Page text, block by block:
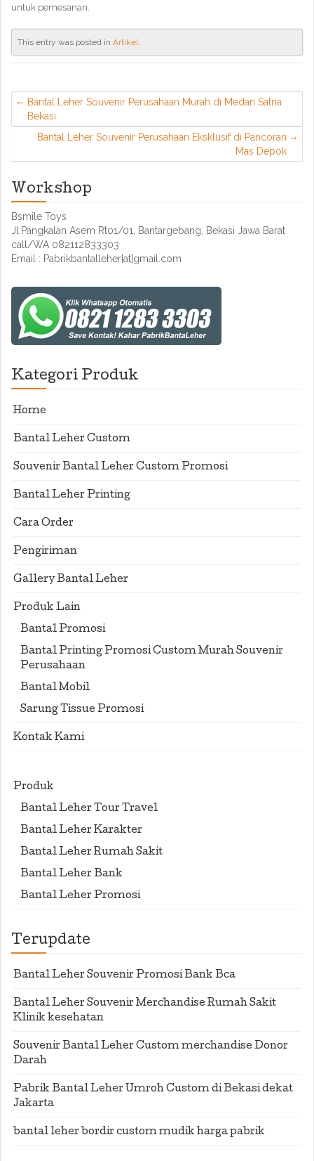
untuk pemesanan.
This entry was posted in Artikel.
Bantal Leher Souvenir Perusahaan Murah di Medan Satria
Bekasi
Bantal Leher Souvenir Perusahaan Eksklusif di Pancoran
Mas Depok
Workshop
Bsmile Toys
Jl.Pangkalan Asem Rt01/01, Bantargebang, Bekasi Jawa Barat
call/WA 082112833303
Email : Pabrikbantalleher[at]gmail.com
Kategori Produk
Home
Bantal Leher Custom
Souvenir Bantal Leher Custom Promosi
Bantal Leher Printing
Cara Order
Pengiriman
Gallery Bantal Leher
Produk Lain
Bantal Promosi
Bantal Printing Promosi Custom Murah Souvenir
Perusahaan
Bantal Mobil
Sarung Tissue Promosi
Kontak Kami
Produk
Bantal Leher Tour Travel
Bantal Leher Karakter
Bantal Leher Rumah Sakit
Bantal Leher Bank
Bantal Leher Promosi
Terupdate
Bantal Leher Souvenir Promosi Bank Bca
Bantal Leher Souvenir Merchandise Rumah Sakit
Klinik kesehatan
Souvenir Bantal Leher Custom merchandise Donor
Darah
Pabrik Bantal Leher Umroh Custom di Bekasi dekat
Jakarta
bantal leher bordir custom mudik harga pabrik